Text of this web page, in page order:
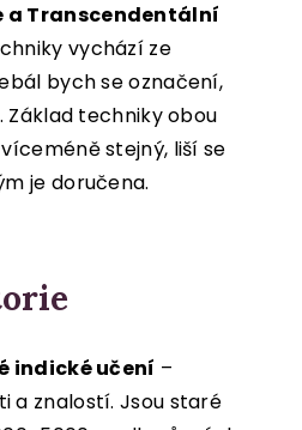
a Transcendentální
vychází ze
bych se označení,
Základ techniky obou
stejný, liší se
je doručena.
indické učení –
a znalostí. Jsou staré